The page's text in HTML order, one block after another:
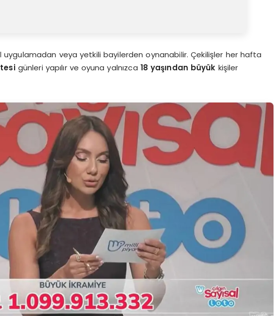
veya yetkili bayilerden oynanabilir. Çekilişler her hafta
günleri yapılır ve oyuna yalnızca 18 yaşından büyük kişiler